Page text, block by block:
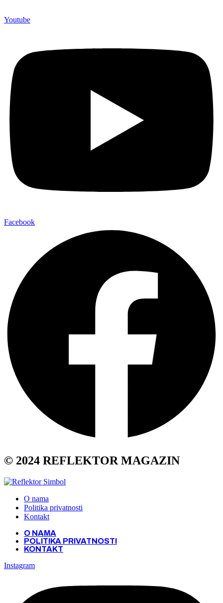
Youtube
Facebook
© 2024 REFLEKTOR MAGAZIN
O nama
Politika privatnosti
Kontakt
O NAMA
POLITIKA PRIVATNOSTI
KONTAKT
Instagram